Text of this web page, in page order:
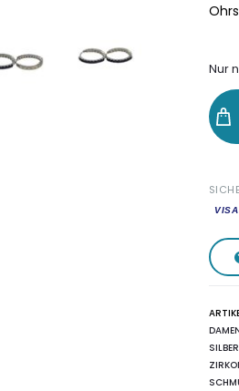
Nur
VISA